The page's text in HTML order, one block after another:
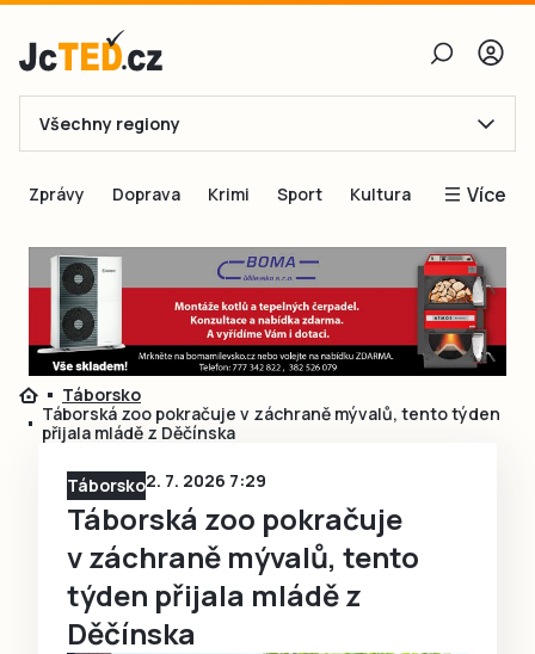
E-mail
Obnovit heslo
Přihlásit se
Všechny regiony
Zprávy Doprava Krimi Sport Kultura Více
Blogy
Inspirace
Čtenáři píší
Speciální přílohy
Táborsko
Táborská zoo pokračuje v záchraně mývalů, tento týden
přijala mládě z Děčínska
Táborsko2. 7. 2026 7:29
Táborská zoo pokračuje
v záchraně mývalů, tento
týden přijala mládě z
Děčínska